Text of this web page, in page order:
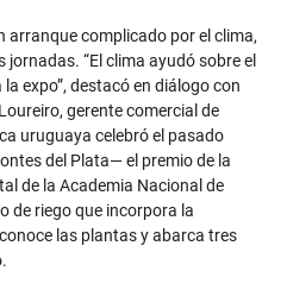
arranque complicado por el clima,
“El clima ayudó sobre el
expo”, destacó en diálogo con
gerente comercial de
uruguaya celebró el pasado
del Plata— el premio de la
de la Academia Nacional de
de riego que incorpora la
las plantas y abarca tres